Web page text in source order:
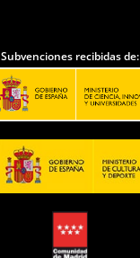
Subvenciones recibidas de: